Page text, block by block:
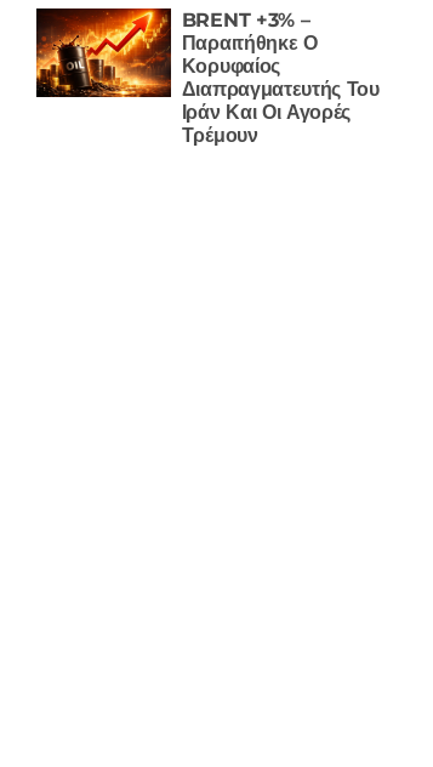
BRENT +3% –
Παραιτήθηκε Ο
Κορυφαίος
Διαπραγματευτής Του
Ιράν Και Οι Αγορές
Τρέμουν